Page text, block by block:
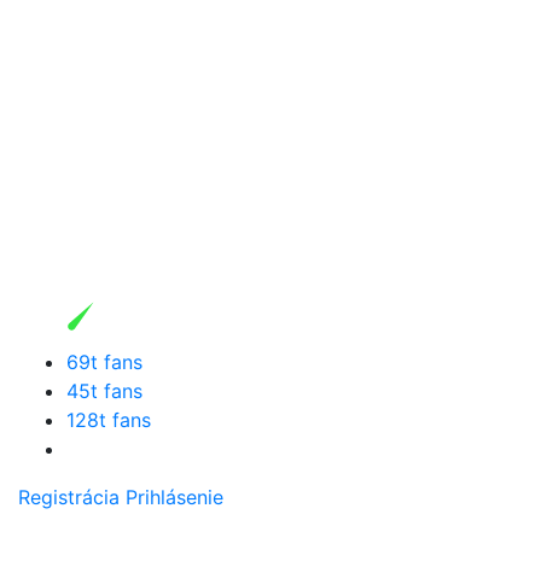
69t fans
45t fans
128t fans
Registrácia Prihlásenie